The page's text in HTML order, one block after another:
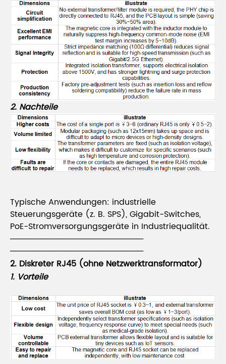
2. Nachteile
Typische Anwendungen: industrielle
Steuerungsgeräte (z. B. SPS), Gigabit-Switches,
PoE-Stromversorgungsgeräte in Industriequalität.
────────────────────────
────────────────────────
2. Diskreter RJ45 (ohne Netzwerktransformator)
1. Vorteile